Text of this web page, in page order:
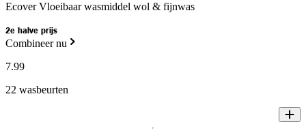
Ecover Vloeibaar wasmiddel wol & fijnwas
2e halve prijs
Combineer nu
7.99
22 wasbeurten